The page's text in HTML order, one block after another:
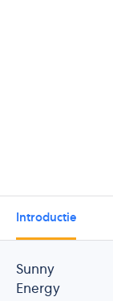
Introductie
Sunny
Energy